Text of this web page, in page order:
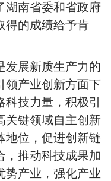
南省委和省政府
得的成绩给予肯
展新质生产力的
领产业创新方面下
技力量，积极引
关键领域自主创新
地位，促进创新链
，推动科技成果加
势产业，强化产业